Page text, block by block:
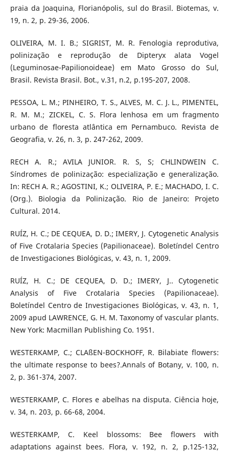
praia da Joaquina, Florianópolis, sul do Brasil. Biotemas, v.
19, n. 2, p. 29-36, 2006.
OLIVEIRA, M. I. B.; SIGRIST, M. R. Fenologia reprodutiva,
polinização e reprodução de Dipteryx alata Vogel
(Leguminosae-Papilionoideae) em Mato Grosso do Sul,
Brasil. Revista Brasil. Bot., v.31, n.2, p.195-207, 2008.
PESSOA, L. M.; PINHEIRO, T. S., ALVES, M. C. J. L., PIMENTEL,
R. M. M.; ZICKEL, C. S. Flora lenhosa em um fragmento
urbano de floresta atlântica em Pernambuco. Revista de
Geografia, v. 26, n. 3, p. 247-262, 2009.
RECH A. R.; AVILA JUNIOR. R. S, S; CHLINDWEIN C.
Síndromes de polinização: especialização e generalização.
In: RECH A. R.; AGOSTINI, K.; OLIVEIRA, P. E.; MACHADO, I. C.
(Org.). Biologia da Polinização. Rio de Janeiro: Projeto
Cultural. 2014.
RUÍZ, H. C.; DE CEQUEA, D. D.; IMERY, J. Cytogenetic Analysis
of Five Crotalaria Species (Papilionaceae). Boletíndel Centro
de Investigaciones Biológicas, v. 43, n. 1, 2009.
RUÍZ, H. C.; DE CEQUEA, D. D.; IMERY, J.. Cytogenetic
Analysis of Five Crotalaria Species (Papilionaceae).
Boletíndel Centro de Investigaciones Biológicas, v. 43, n. 1,
2009 apud LAWRENCE, G. H. M. Taxonomy of vascular plants.
New York: Macmillan Publishing Co. 1951.
WESTERKAMP, C.; CLAßEN-BOCKHOFF, R. Bilabiate flowers:
the ultimate response to bees?.Annals of Botany, v. 100, n.
2, p. 361-374, 2007.
WESTERKAMP, C. Flores e abelhas na disputa. Ciência hoje,
v. 34, n. 203, p. 66-68, 2004.
WESTERKAMP, C. Keel blossoms: Bee flowers with
adaptations against bees. Flora, v. 192, n. 2, p.125-132,